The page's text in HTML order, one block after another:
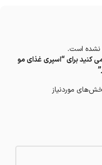
نشده است.
کنید برای “اسپری غذای مو
موردنیاز